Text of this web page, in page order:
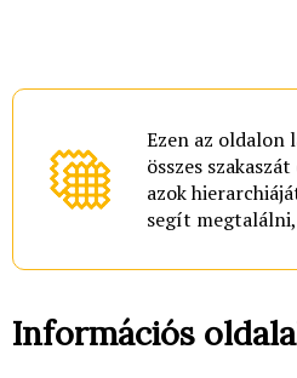
Ezen az oldalon
összes
azok
segít
Információs